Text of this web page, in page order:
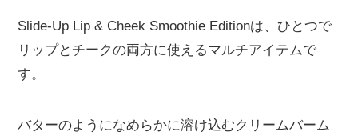
Slide-Up Lip & Cheek Smoothie Editionは、ひとつで
リップとチークの両方に使えるマルチアイテムで
す。
バターのようになめらかに溶け込むクリームバーム